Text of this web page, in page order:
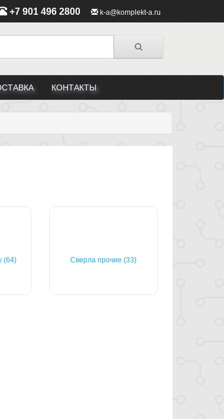
+7 901 496 2800 k-a@komplekt-a.ru
КОНТАКТЫ
(64) Сверла прочие (33)